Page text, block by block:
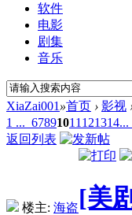
软件
电影
剧集
音乐
XiaZai001 »首页 › 影视
1 ... 67891011 121314...
返回列表
楼主: 海盗[美